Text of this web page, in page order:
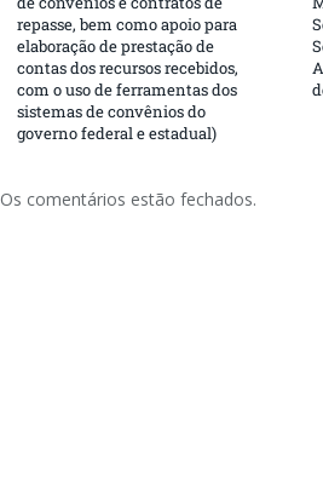
repasse, bem como apoio para
elaboração de prestação de
contas dos recursos recebidos,
com o uso de ferramentas dos
sistemas de convênios do
governo federal e estadual)
Os comentários estão fechados.